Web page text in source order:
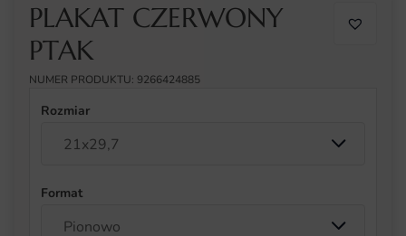
PLAKAT CZERWONY
PTAK
NUMER PRODUKTU: 9266424885
Rozmiar
Format